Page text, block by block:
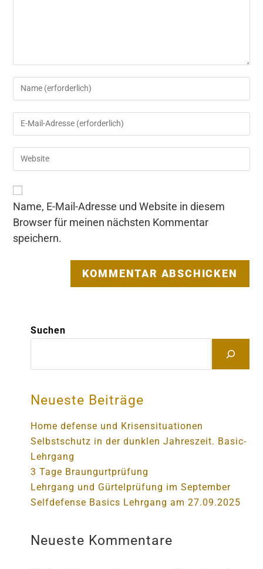
deinen
oder
Kommentieren
ein
deine
Mail-
ein
deine
URL
ein
(optional)
Name, E-Mail-Adresse und Website in diesem
Browser für meinen nächsten Kommentar
speichern.
Suchen
Neueste Beiträge
Home defense und Krisensituationen
Selbstschutz in der dunklen Jahreszeit. Basic-
Lehrgang
3 Tage Braungurtprüfung
Lehrgang und Gürtelprüfung im September
Selfdefense Basics Lehrgang am 27.09.2025
Neueste Kommentare